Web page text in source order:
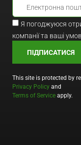
Я погоджуюся
компанії та ваші
ПІДПИСАТИСЯ
This site is protected by
Privacy Policy and
Terms of Service apply.